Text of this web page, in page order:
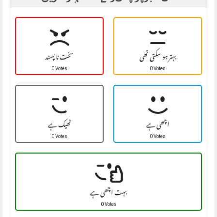
سخت نا پسند
0 Votes بہتر ہو سکتی تھی
0 Votes
ٹھیک ہے
0 Votes اچھی ہے
0 Votes
بہت اچھی ہے
0 Votes